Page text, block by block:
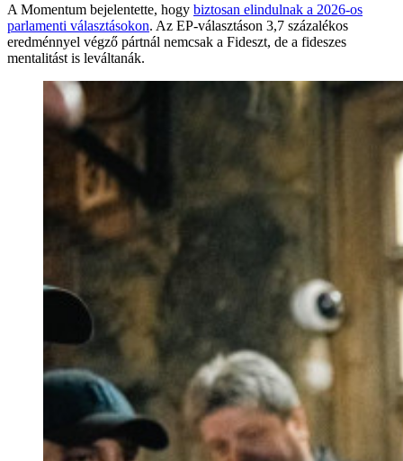
A Momentum bejelentette, hogy biztosan elindulnak a 2026-os
parlamenti választásokon. Az EP-választáson 3,7 százalékos
eredménnyel végző pártnál nemcsak a Fideszt, de a fideszes
mentalitást is leváltanák.